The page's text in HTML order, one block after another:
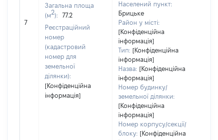
7
Загальна площа
(м2):
77.2
Реєстраційний
номер
(кадастровий
номер для
земельної
ділянки):
[Конфіденційна
інформація]
Населений пункт:
Брицьке
Район у місті:
[Конфіденційна
інформація]
Тип: [Конфіденційна
інформація]
Назва: [Конфіденційна
інформація]
Номер будинку/
земельної ділянки:
[Конфіденційна
інформація]
Номер корпусу/секції/
блоку: [Конфіденційна